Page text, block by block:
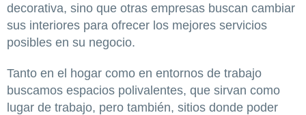
decorativa, sino que otras empresas buscan cambiar
sus interiores para ofrecer los mejores servicios
posibles en su negocio.
Tanto en el hogar como en entornos de trabajo
buscamos espacios polivalentes, que sirvan como
lugar de trabajo, pero también, sitios donde poder